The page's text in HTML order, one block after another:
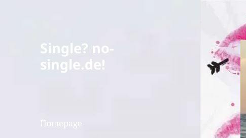
Single? no-
single.de!
Homepage